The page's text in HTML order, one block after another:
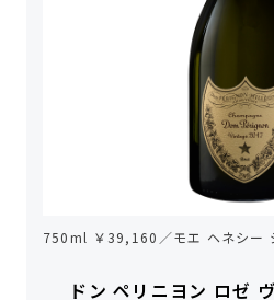
750ml ￥39,160／モエ ヘネシー
ドン ペリニヨン ロゼ